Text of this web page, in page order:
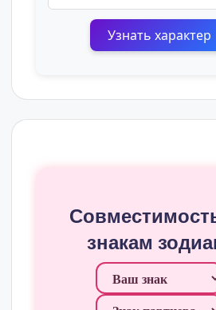
Узнать характер
знакам